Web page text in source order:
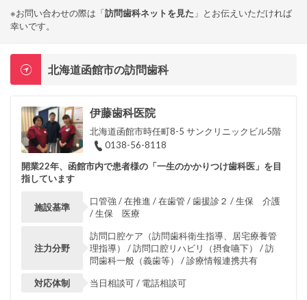
※お問い合わせの際は「訪問歯科ネットを見た 」とお伝えいただければ
幸いです。
北海道函館市の訪問歯科
伊藤歯科医院
北海道函館市時任町8-5 サンクリニックビル5階
0138-56-8118
開業22年、函館市内で患者様の「一生のかかりつけ歯科医」を目
指しています
施設基準
口管強 / 在推進 / 在歯管 / 歯援診２ / 生保 介護
/ 生保 医療
注力分野
訪問口腔ケア（訪問歯科衛生指導、居宅療養管
理指導） / 訪問口腔リハビリ（摂食嚥下） / 訪
問歯科一般（義歯等） / 診療情報連携共有
対応体制 当日相談可 / 電話相談可